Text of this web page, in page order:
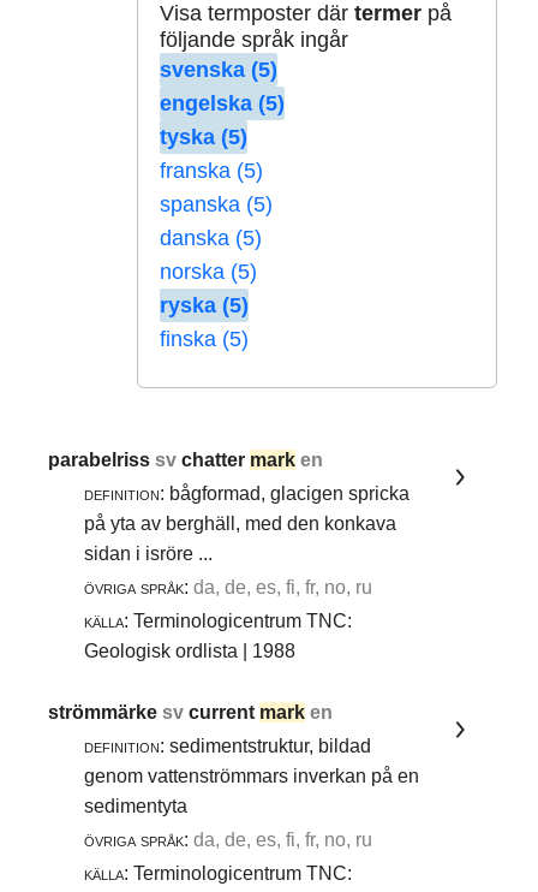
Visa termposter där termerpå
följande språk ingår
svenska (5)
engelska (5)
tyska (5)
franska (5)
spanska (5)
danska (5)
norska (5)
ryska (5)
finska (5)
parabelrisssvchatter mark en
definition: bågformad, glacigen spricka
på yta av berghäll, med den konkava
sidan i isröre ...
övriga språk: da, de, es, fi, fr, no, ru
källa: Terminologicentrum TNC:
Geologisk ordlista | 1988
strömmärkesvcurrent mark en
definition: sedimentstruktur, bildad
genom vattenströmmars inverkan på en
sedimentyta
övriga språk: da, de, es, fi, fr, no, ru
källa: Terminologicentrum TNC: